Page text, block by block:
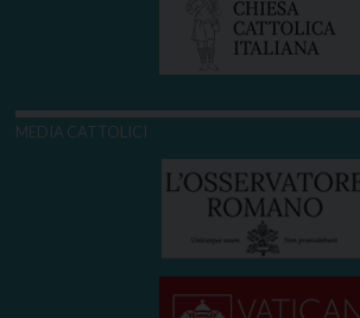
MEDIA CATTOLICI